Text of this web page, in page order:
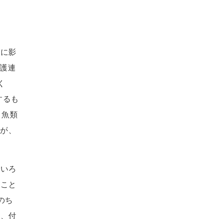
影
連
も
類
、
ろ
と
ち
付